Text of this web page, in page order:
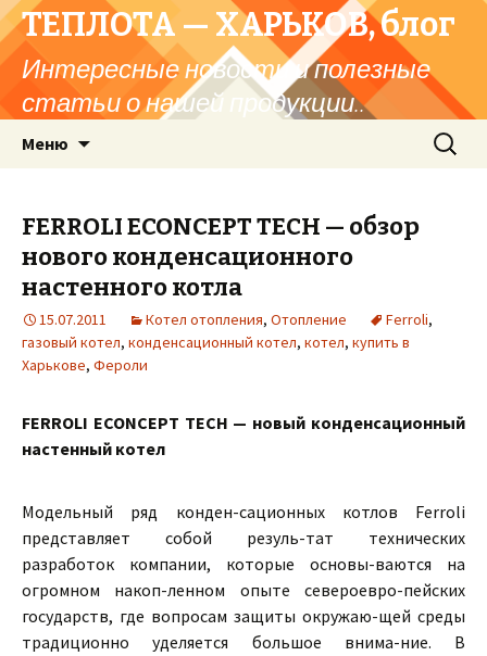
ТЕПЛОТА — ХАРЬКОВ, блог
Интересные новости и полезные
статьи о нашей продукции..
Меню Найти:
FERROLI ECONCEPT TECH — обзор
нового конденсационного
настенного котла
15.07.2011 Котел отопления, Отопление Ferroli,
газовый котел, конденсационный котел, котел, купить в
Харькове, Фероли
FERROLI ECONCEPT TECH — новый конденсационный
настенный котел
Модельный ряд конден-сационных котлов Ferroli
представляет собой резуль-тат технических
разработок компании, которые основы-ваются на
огромном накоп-ленном опыте североевро-пейских
государств, где вопросам защиты окружаю-щей среды
традиционно уделяется большое внима-ние. В